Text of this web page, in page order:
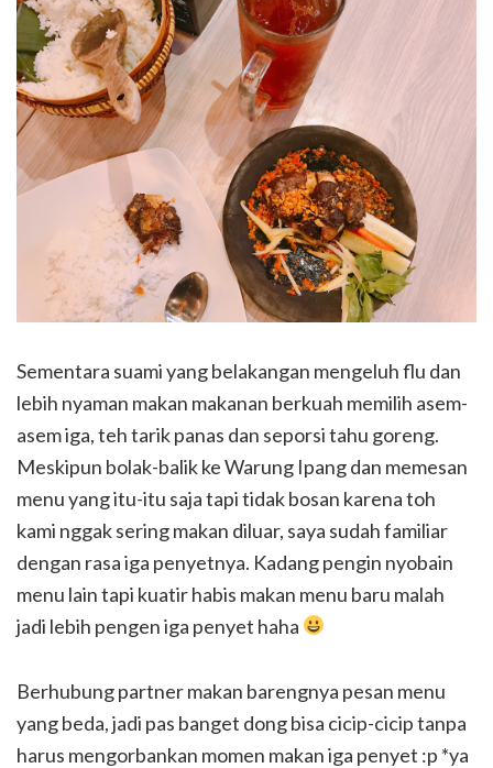
Sementara suami yang belakangan mengeluh flu dan
lebih nyaman makan makanan berkuah memilih asem-
asem iga, teh tarik panas dan seporsi tahu goreng.
Meskipun bolak-balik ke Warung Ipang dan memesan
menu yang itu-itu saja tapi tidak bosan karena toh
kami nggak sering makan diluar, saya sudah familiar
dengan rasa iga penyetnya. Kadang pengin nyobain
menu lain tapi kuatir habis makan menu baru malah
jadi lebih pengen iga penyet haha
Berhubung partner makan barengnya pesan menu
yang beda, jadi pas banget dong bisa cicip-cicip tanpa
harus mengorbankan momen makan iga penyet :p *ya